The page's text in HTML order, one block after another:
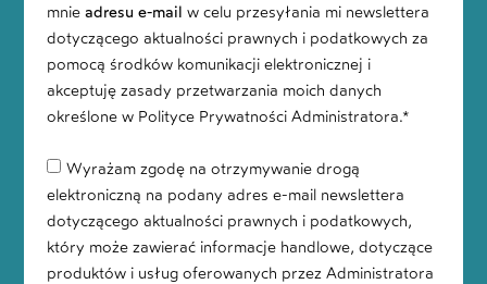
mnie adresu e-mail w celu przesyłania mi newslettera
dotyczącego aktualności prawnych i podatkowych za
pomocą środków komunikacji elektronicznej i
akceptuję zasady przetwarzania moich danych
określone w Polityce Prywatności Administratora.*
Wyrażam zgodę na otrzymywanie drogą
elektroniczną na podany adres e-mail newslettera
dotyczącego aktualności prawnych i podatkowych,
który może zawierać informacje handlowe, dotyczące
produktów i usług oferowanych przez Administratora